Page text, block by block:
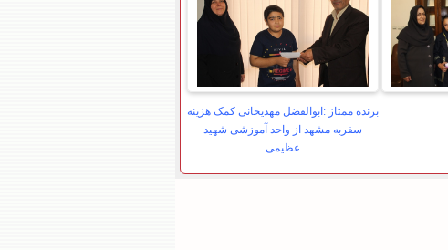
برنده ممتاز :ابوالفضل مهدیخانی کمک هزینه
سفربه مشهد از واحد آموزشی شهید
عظیمی